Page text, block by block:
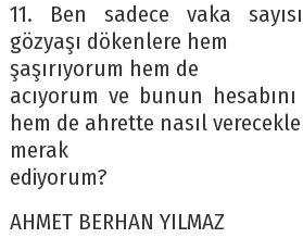
11. Ben sadece vaka
gözyaşı dökenlere hem
şaşırıyorum hem de
acıyorum ve bunun
hem de ahrette nasıl
merak
ediyorum?
AHMET BERHAN YILMAZ